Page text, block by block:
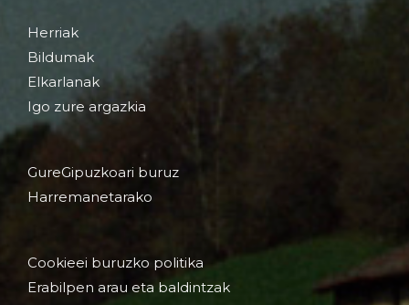
Herriak
Bildumak
Elkarlanak
Igo zure argazkia
GureGipuzkoari buruz
Harremanetarako
Cookieei buruzko politika
Erabilpen arau eta baldintzak